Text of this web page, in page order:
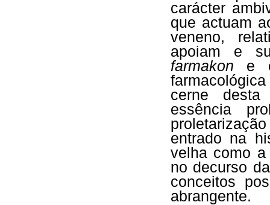
carácter
que actuam
veneno,
apoiam e
farmakon e
cerne
essência
entrado na
velha como
no decurso
conceitos
abrangente.